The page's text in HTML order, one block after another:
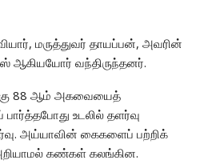
மருத்துவர் தாயப்பன், அவரின்
ஆகியயோர் வந்திருந்தனர்.
88 ஆம் அகவையைத்
உடலில் தளர்வு
அய்யாவின் கைகளைப் பற்றிக்
கண்கள் கலங்கின.